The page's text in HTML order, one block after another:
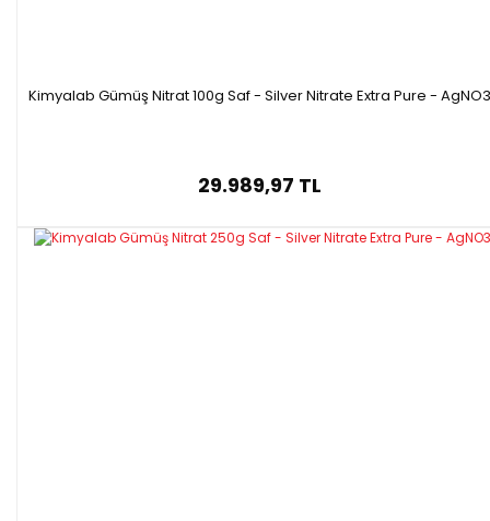
Kimyalab Gümüş Nitrat 100g Saf - Silver Nitrate Extra Pure - AgNO3
29.989,97 TL